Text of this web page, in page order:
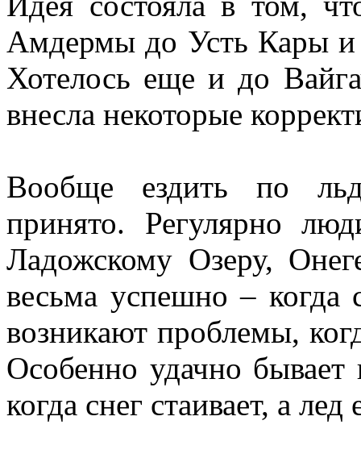
Амдермы до Усть Кары и
Хотелось еще и до
внесла некоторые
Вообще ездить по
принято. Регулярно
Ладожскому Озеру,
весьма успешно – когда
возникают проблемы,
Особенно удачно
когда снег стаивает, а